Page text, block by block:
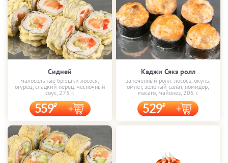
Сидней
малосольные брюшки лосося,
огурец, сладкий перец, чесночный
соус, 275 г.
559
Каджи Сякэ ролл
запечённый ролл: лосось, окунь,
омлет, зелёный салат, помидор,
масаго, майонез, 205 г.
529